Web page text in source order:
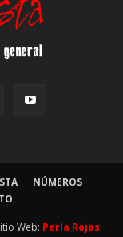
NÚMEROS
Web: Perla Rojas